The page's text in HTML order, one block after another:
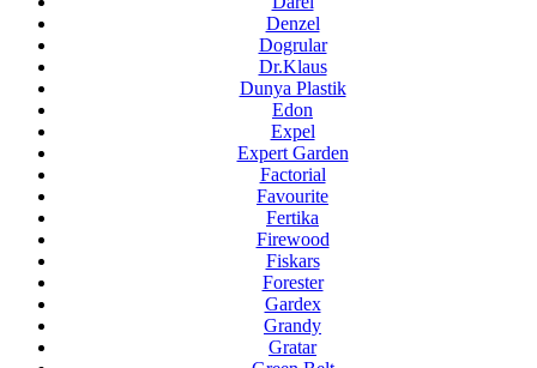
Denzel
Dogrular
Dr.Klaus
Dunya Plastik
Edon
Expel
Expert Garden
Factorial
Favourite
Fertika
Firewood
Fiskars
Forester
Gardex
Grandy
Gratar